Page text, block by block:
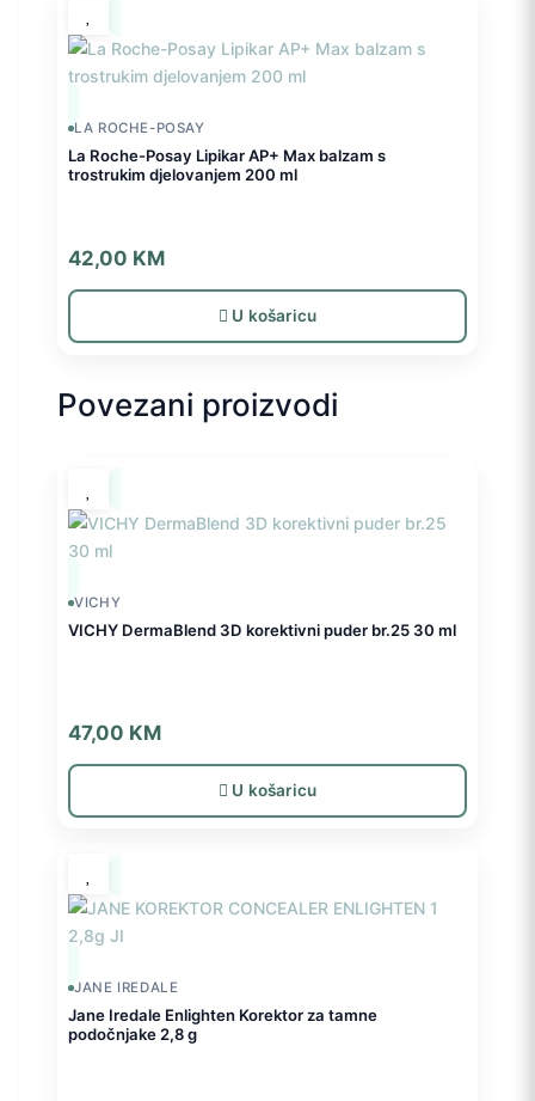
LA ROCHE-POSAY
La Roche-Posay Lipikar AP+ Max balzam s
trostrukim djelovanjem 200 ml
42,00 KM
U košaricu
Povezani proizvodi
VICHY
VICHY DermaBlend 3D korektivni puder br.25 30 ml
47,00 KM
U košaricu
JANE IREDALE
Jane Iredale Enlighten Korektor za tamne
podočnjake 2,8 g